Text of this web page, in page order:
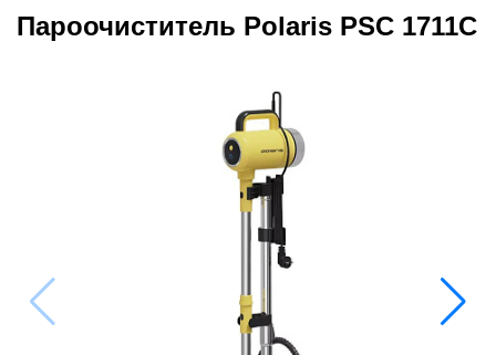
Пароочиститель Polaris PSC 1711C